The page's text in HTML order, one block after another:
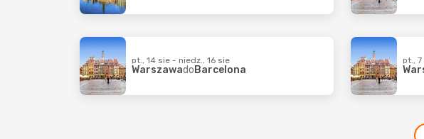
pt., 14 sie - niedz., 16 sie
Warszawado Barcelona
pt.,